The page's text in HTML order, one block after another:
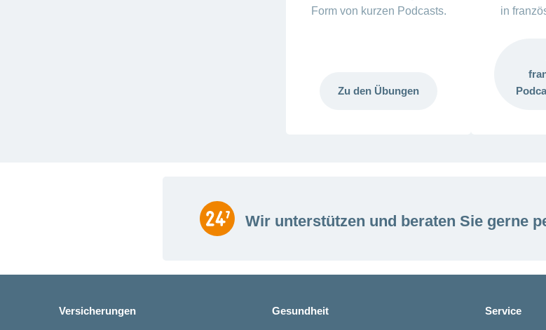
Form von kurzen Podcasts.
Zu den Übungen
in
Wir unterstützen und beraten Sie gerne
Versicherungen Gesundheit Service